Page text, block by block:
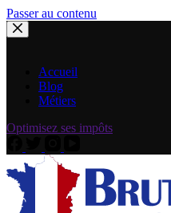
Passer au contenu
Accueil
Blog
Métiers
Optimisez ses impôts